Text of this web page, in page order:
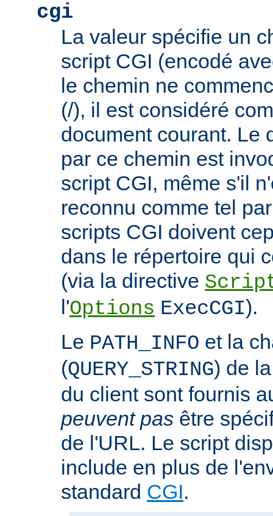
cgi
La valeur spécifie un
script CGI (encodé
le chemin ne
(/), il est considéré
document courant. Le
par ce chemin est
script CGI, même s'il
reconnu comme tel
scripts CGI doivent
dans le répertoire qui
(via la directive
l'Options ExecCGI).
Le PATH_INFO et la
(QUERY_STRING) de
du client sont fournis
peuvent pas être
de l'URL. Le script
include en plus de
standard CGI.